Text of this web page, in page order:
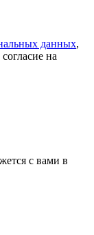
данных,
на
с вами в